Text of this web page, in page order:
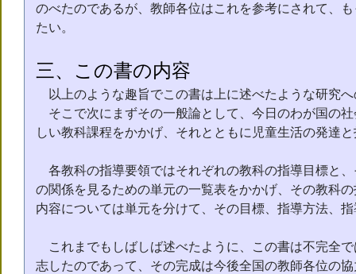
のべたのであるが、教師各位はこれを参考にされて、
たい。
三、この書の内容
以上のような趣旨でこの書は上に述べたような研究
そこで次にまずその一般論として、今日のわが国の
しい教科課程をかかげ、それとともに児童生活の発達
各教科の指導要領ではそれぞれの教科の指導目標と
の関係を見るための単元の一覧表をかかげ、その教科
内容については単元を分けて、その目標、指導方法、
これまでもしばしば述べたように、この書は不完全
志したのであって、その完成は今後全国の教師各位の